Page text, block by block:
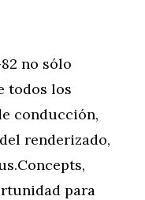
no sólo
todos los
conducción,
renderizado,
para